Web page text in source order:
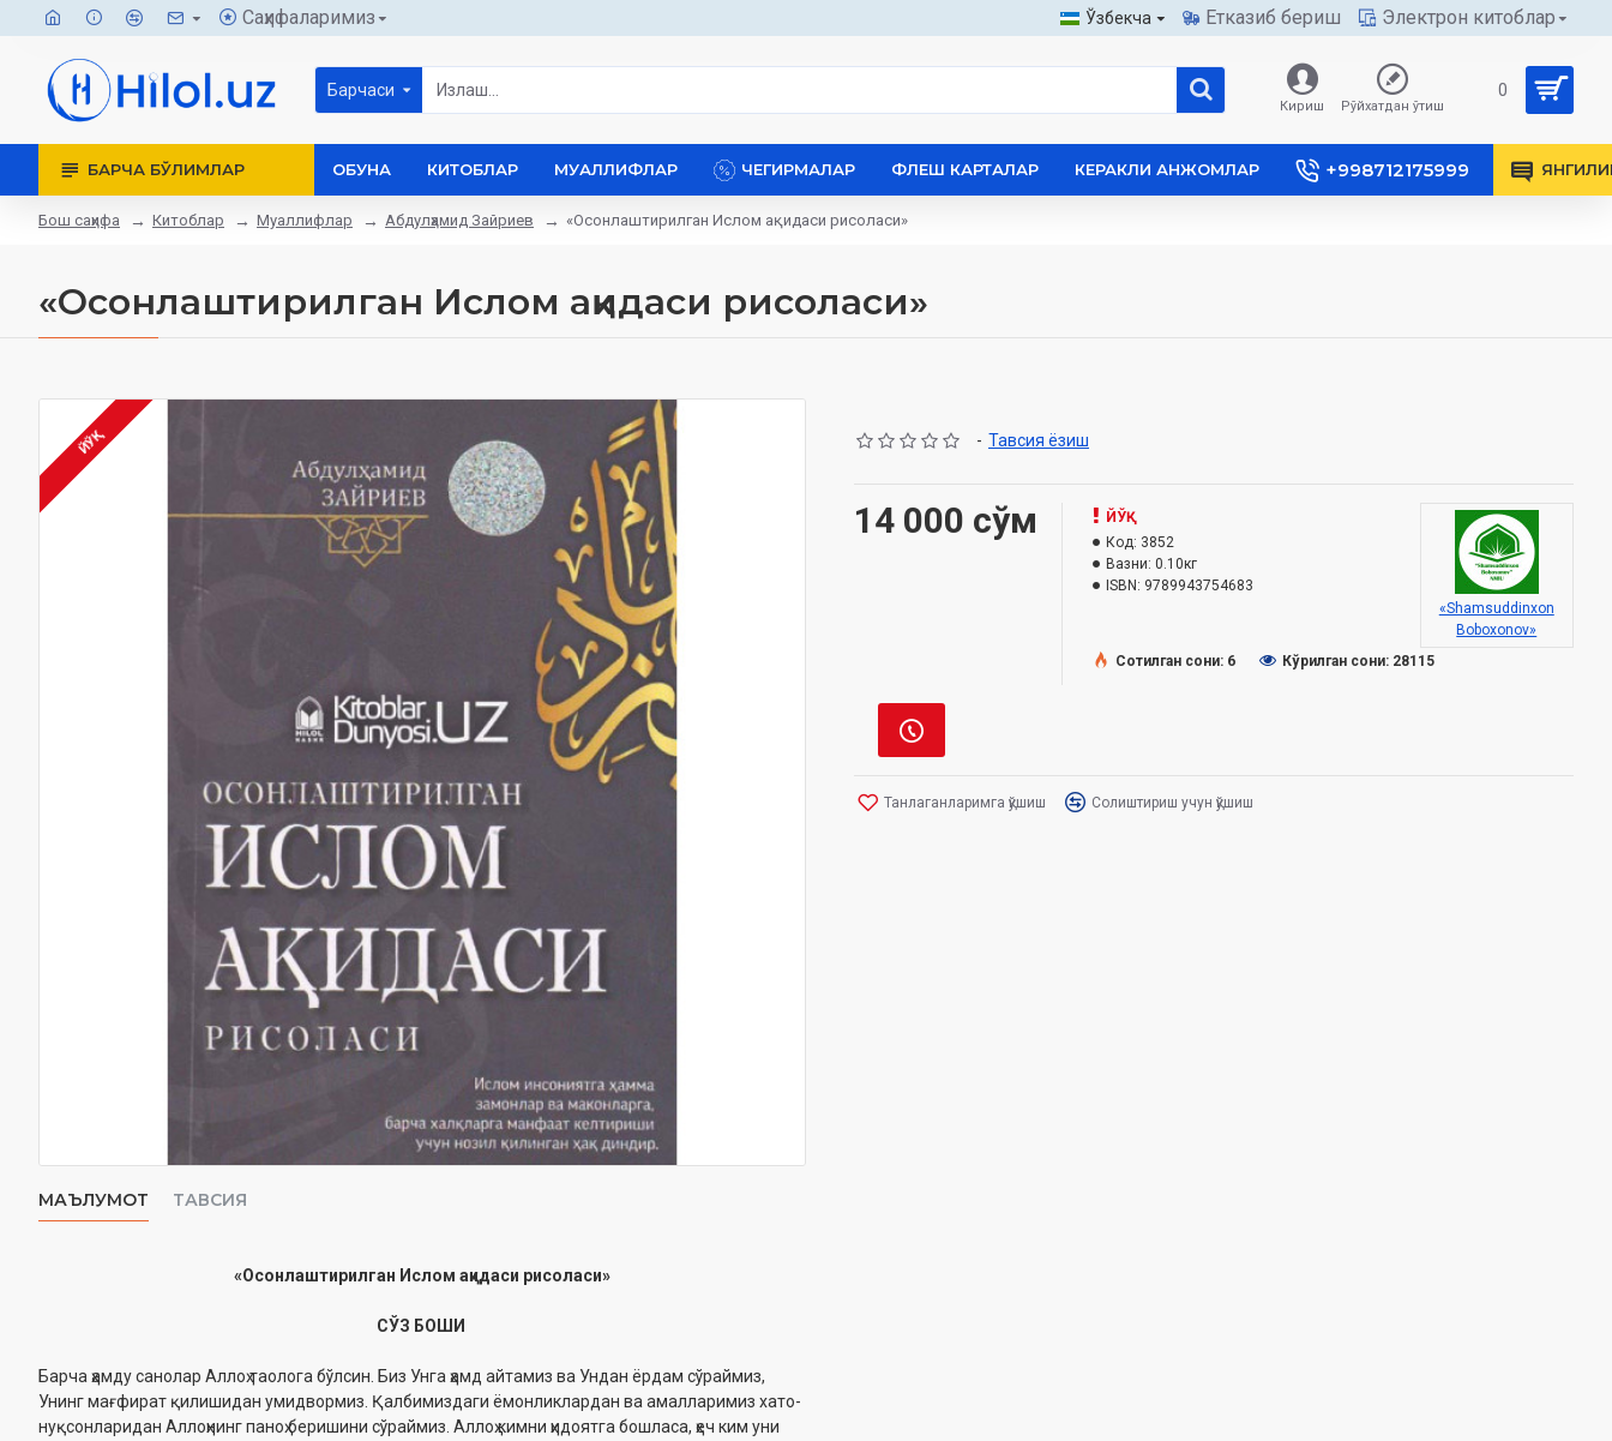
Саҳифаларимиз Ўзбекча Етказиб бериш Электрон китоблар
Барчаси
Кириш Рўйхатдан ўтиш
0
БАРЧА БЎЛИМЛАР ОБУНА КИТОБЛАР МУАЛЛИФЛАР ЧЕГИРМАЛАР ФЛЕШ КАРТАЛАР КЕРАКЛИ АНЖОМЛАР +998712175999
Бош саҳифа Китоблар Муаллифлар Абдулҳамид Зайриев «Осонлаштирилган Ислом ақидаси рисоласи»
«Осонлаштирилган Ислом ақидаси рисоласи»
ЙЎҚ
МАЪЛУМОТ ТАВСИЯ
«Осонлаштирилган Ислом ақидаси рисоласи»
СЎЗ БОШИ
Барча ҳамду санолар Аллоҳ таолога бўлсин. Биз Унга ҳамд айтамиз ва Ундан ёрдам сўраймиз,
Унинг мағфират қилишидан умидвормиз. Қалбимиздаги ёмонликлардан ва амалларимиз хато-
нуқсонларидан Аллоҳнинг паноҳ беришини сўраймиз. Аллоҳ кимни ҳидоятга бошласа, ҳеч ким уни
- Тавсия ёзиш
14 000 сўм
ЙЎҚ
Код: 3852
Вазни: 0.10кг
ISBN: 9789943754683
«Shamsuddinxon
Boboxonov»
Сотилган сони: 6
Кўрилган сони: 28115
Танлаганларимга қўшиш Солиштириш учун қўшиш